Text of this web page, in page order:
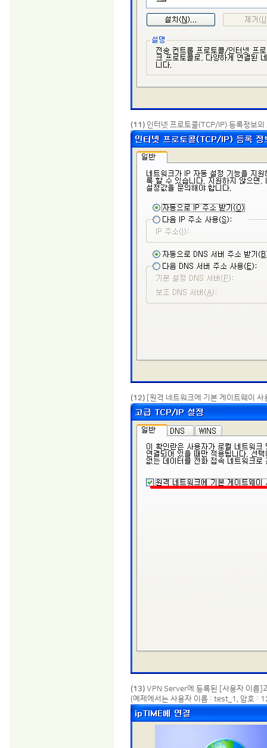
(11) 인터넷 프로토콜(TCP/IP) 등록정보
(12) [원격 네트워크에 기본 게이트웨이
(13) VPN Server에 등록된 [사용자 이름]
(예제에서는 사용자 이름 : test_1, 암호 :